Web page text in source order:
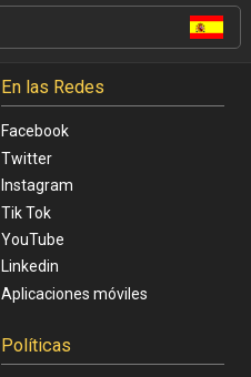
En las Redes
Facebook
Twitter
Instagram
Tik Tok
YouTube
Linkedin
Aplicaciones móviles
Políticas